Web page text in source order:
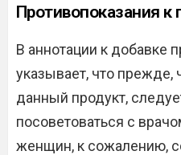
Противопоказания
В аннотации к добавке
указывает, что прежде,
данный продукт,
посоветоваться с
женщин, к сожалению,